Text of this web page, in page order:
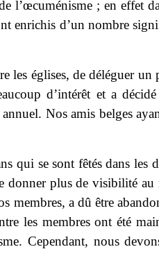
l’œcuménisme ; en effet
enrichis d’un nombre
les églises, de déléguer un
d’intérêt et a décidé
Nos amis belges
qui se sont fêtés dans les
donner plus de visibilité
a dû être
les membres ont été
Cependant, nous